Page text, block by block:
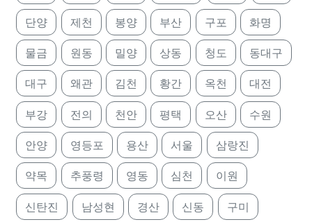
단양 제천 봉양 부산 구포 화명
물금 원동 밀양 상동 청도 동대구
대구 왜관 김천 황간 옥천 대전
부강 전의 천안 평택 오산 수원
안양 영등포 용산 서울 삼랑진
약목 추풍령 영동 심천 이원
신탄진 남성현 경산 신동 구미